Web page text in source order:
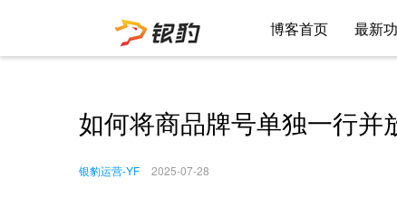
博客首页 最新
如何将商品牌号单独一行并
银豹运营-YF 2025-07-28